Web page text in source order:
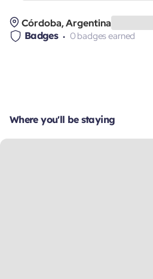
Córdoba, Argentina
Badges 0 badges earned
Where you'll be staying